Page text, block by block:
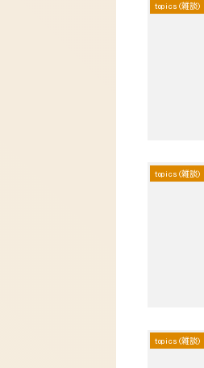
topics(雑談)
topics(雑談)
topics(雑談)